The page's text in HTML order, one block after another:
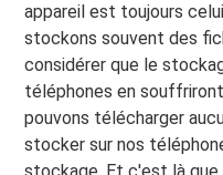
appareil est toujours
stockons souvent des
considérer que le
téléphones en
pouvons télécharger
stocker sur nos